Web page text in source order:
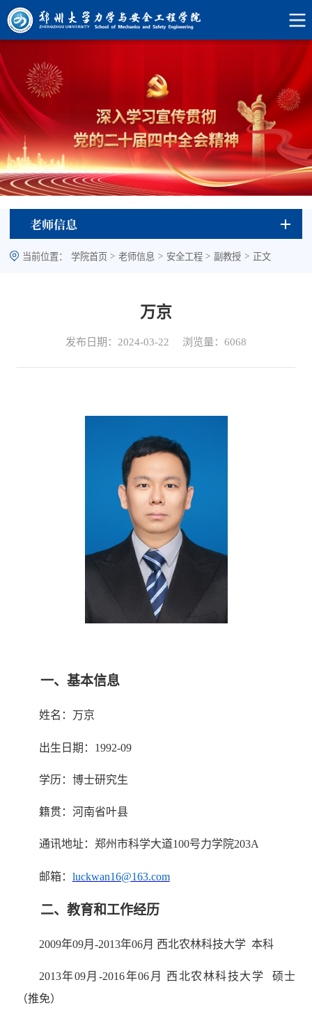
老师信息
当前位置： 学院首页 > 老师信息 > 安全工程 > 副教授 > 正文
万京
发布日期：2024-03-22 浏览量： 6068
一、 基本信息
姓名：万京
出生日期： 1992-09
学历：博士研究生
籍贯：河南省叶县
通讯地址：郑州市科学大道100号力学院203A
邮箱： luckwan16@163.com
二、教育和工作经历
2009年09月 -2013年06月 西北农林科技大学 本科
2013年09月-2016年06月 西北农林科技大学 硕士
（推免）